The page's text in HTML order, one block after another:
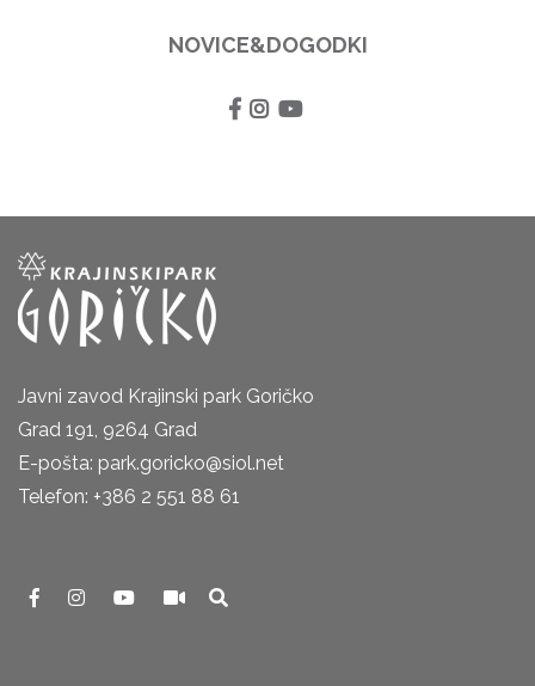
NOVICE&DOGODKI
Javni zavod Krajinski park Goričko
Grad 191, 9264 Grad
E-pošta: park.goricko@siol.net
Telefon: +386 2 551 88 61